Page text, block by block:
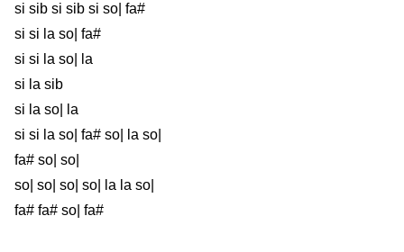
si sib si sib si so| fa#
si si la so| fa#
si si la so| la
si la sib
si la so| la
si si la so| fa# so| la so|
fa# so| so|
so| so| so| so| la la so|
fa# fa# so| fa#